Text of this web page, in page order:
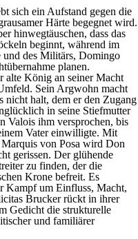
sich ein Aufstand gegen die
Härte begegnet wird.
hinwegtäuschen, dass das
beginnt, während im
des Militärs, Domingo
planen.
alte König an seiner Macht
Sein Argwohn macht
nicht halt, dem er den Zugang
in seine Stiefmutter
Valois ihm versprochen, bis
Vater einwilligte. Mit
Marquis von Posa wird Don
gerissen. Der glühende
zu finden, der die
Krone befreit. Es
Kampf um Einfluss, Macht,
Brucker rückt in ihrer
Gedicht die strukturelle
und familiärer